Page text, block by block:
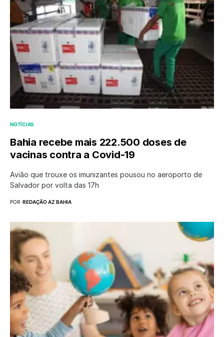
NOTÍCIAS
Bahia recebe mais 222.500 doses de
vacinas contra a Covid-19
Avião que trouxe os imunizantes pousou no aeroporto de
Salvador por volta das 17h
POR REDAÇÃO AZ BAHIA